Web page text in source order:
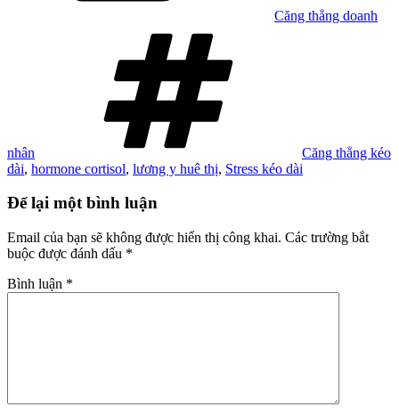
Căng thẳng doanh
nhân
Căng thẳng kéo
dài, hormone cortisol, lương y huê thị, Stress kéo dài
Để lại một bình luận
Email của bạn sẽ không được hiển thị công khai. Các trường bắt
buộc được đánh dấu *
Bình luận *